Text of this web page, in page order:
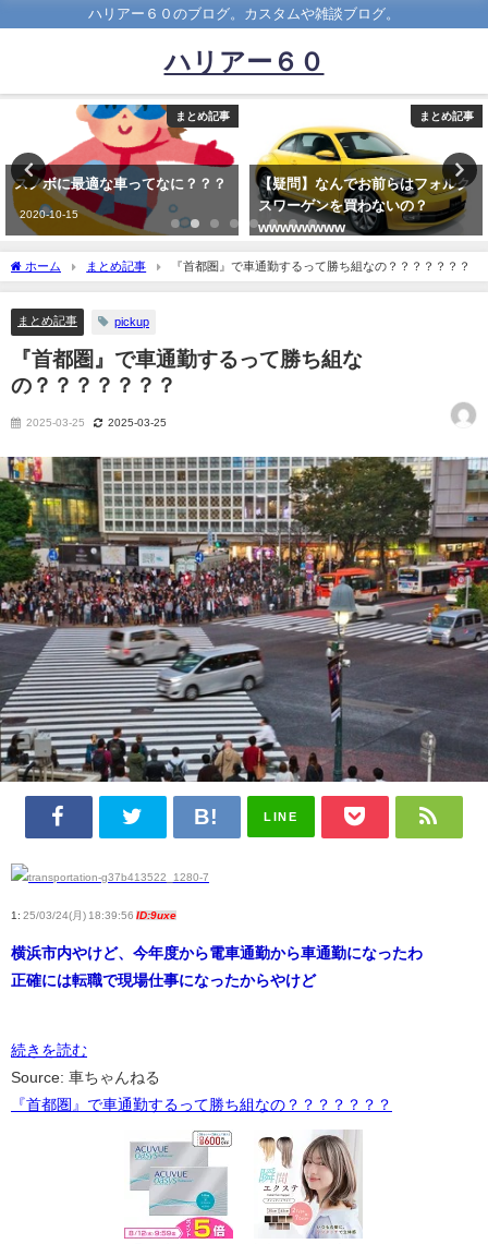
ハリアー６０のブログ。カスタムや雑談ブログ。
ハリアー６０
まとめ記事
【疑問】なんでお前らはフォルク
スワーゲンを買わないの？
wwwwwwww
まとめ記
【涙】運転中ワイくん、車間距
を開けまくる
2024-12-21
ホーム まとめ記事 『首都圏』で車通勤するって勝ち組なの？？？？？？？
まとめ記事 pickup
『首都圏』で車通勤するって勝ち組な
の？？？？？？？
2025-03-25 2025-03-25
LINE
1: 25/03/24(月) 18:39:56 ID:9uxe
横浜市内やけど、今年度から電車通勤から車通勤になったわ
正確には転職で現場仕事になったからやけど
続きを読む
Source: 車ちゃんねる
『首都圏』で車通勤するって勝ち組なの？？？？？？？